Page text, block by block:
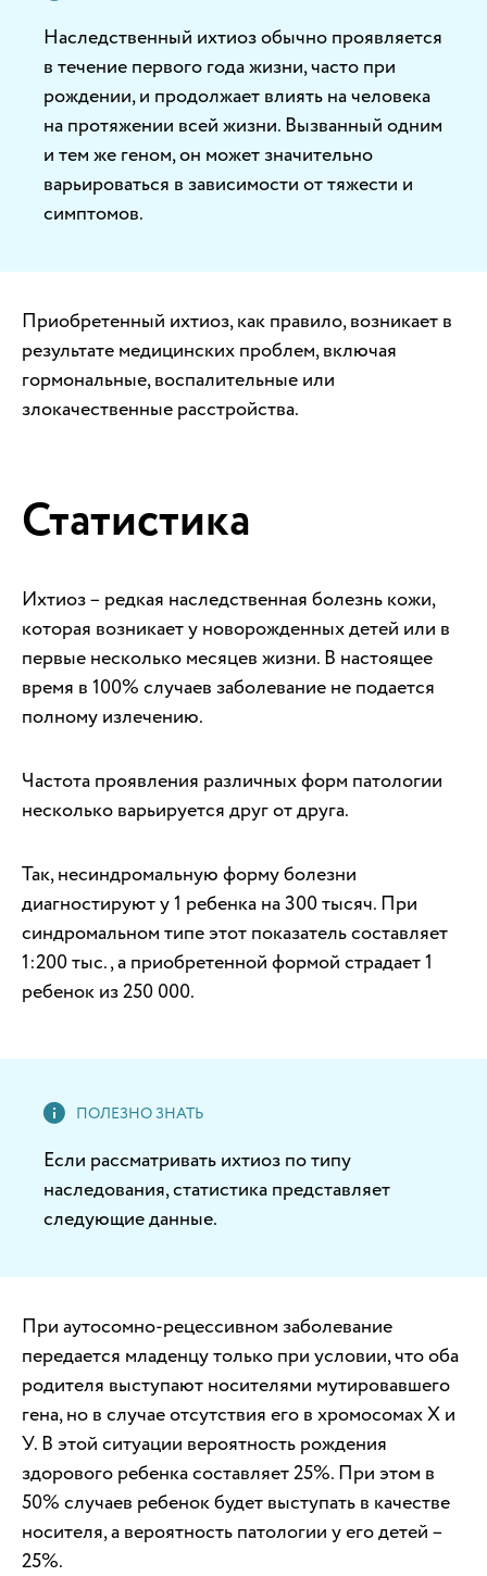
Наследственный ихтиоз обычно проявляется
в течение первого года жизни, часто при
рождении, и продолжает влиять на человека
на протяжении всей жизни. Вызванный одним
и тем же геном, он может значительно
варьироваться в зависимости от тяжести и
симптомов.
Приобретенный ихтиоз, как правило, возникает в
результате медицинских проблем, включая
гормональные, воспалительные или
злокачественные расстройства.
Статистика
Ихтиоз – редкая наследственная болезнь кожи,
которая возникает у новорожденных детей или в
первые несколько месяцев жизни. В настоящее
время в 100% случаев заболевание не подается
полному излечению.
Частота проявления различных форм патологии
несколько варьируется друг от друга.
Так, несиндромальную форму болезни
диагностируют у 1 ребенка на 300 тысяч. При
синдромальном типе этот показатель составляет
1:200 тыс., а приобретенной формой страдает 1
ребенок из 250 000.
Если рассматривать ихтиоз по типу
наследования, статистика представляет
следующие данные.
При аутосомно-рецессивном заболевание
передается младенцу только при условии, что оба
родителя выступают носителями мутировавшего
гена, но в случае отсутствия его в хромосомах Х и
У. В этой ситуации вероятность рождения
здорового ребенка составляет 25%. При этом в
50% случаев ребенок будет выступать в качестве
носителя, а вероятность патологии у его детей –
25%.